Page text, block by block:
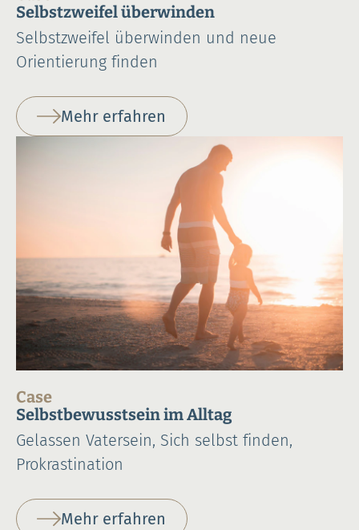
Selbstzweifel überwinden
Selbstzweifel überwinden und neue
Orientierung finden
Mehr erfahren
Case
Selbstbewusstsein im Alltag
Gelassen Vatersein, Sich selbst finden,
Prokrastination
Mehr erfahren